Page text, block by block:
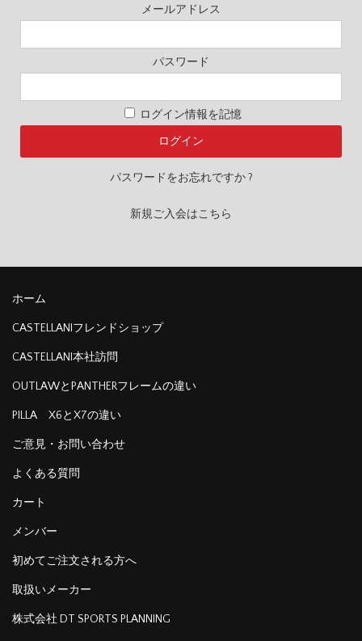
メールアドレス
パスワード
ログイン情報を記憶
パスワードをお忘れですか ?
新規ご入会はこちら
ホーム
CASTELLANIフレンドショップ
CASTELLANI本社訪問
OUTLAWとPANTHERフレームの違い
PILLA X6とX7の違い
ご意見・お問い合わせ
よくある質問
カート
メンバー
初めてご注文される方へ
取扱いメーカー
株式会社 DT SPORTS PLANNING